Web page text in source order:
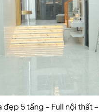
đẹp 5 tầng – Full nội thất